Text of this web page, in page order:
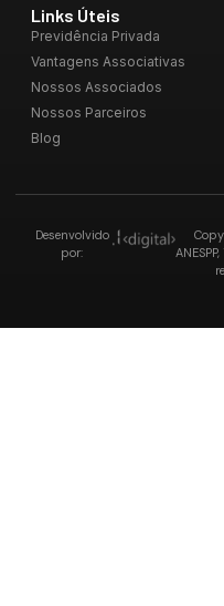
Links Úteis
Previdência Privada
Vantagens Associativas
Nossos Associados
Nossos Parceiros
Blog
Desenvolvido
por: